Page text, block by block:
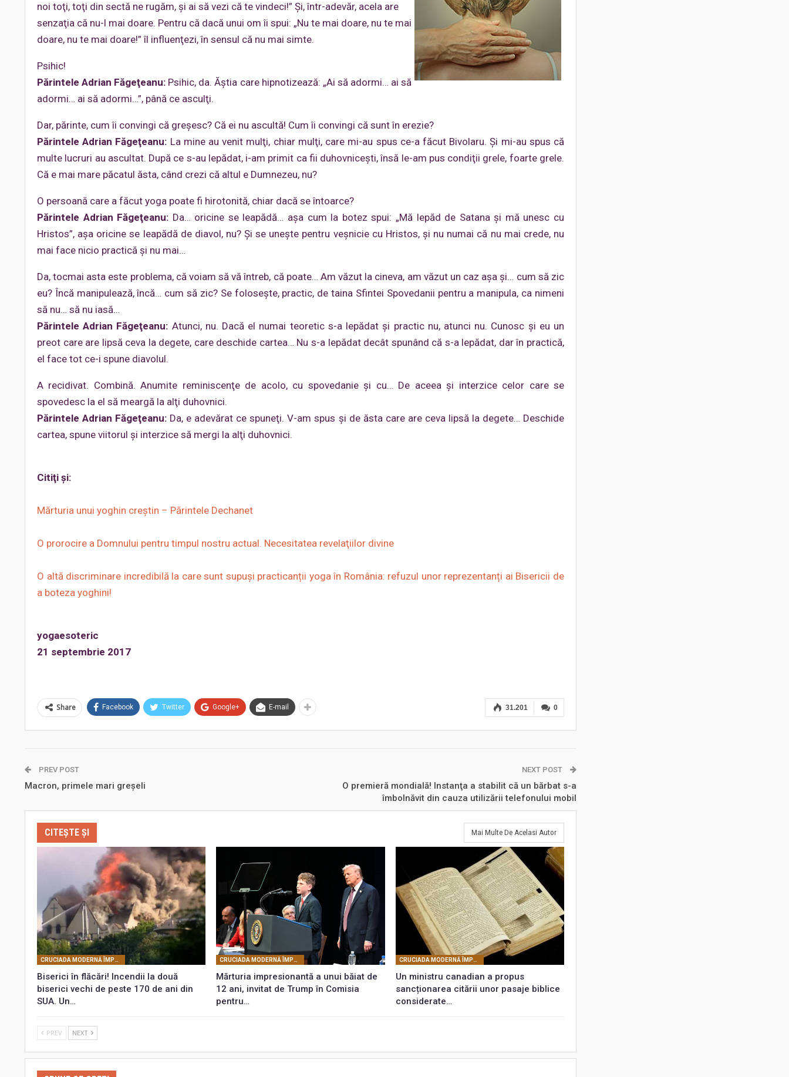
noi toţi, toţi din sectă ne rugăm, şi ai să vezi că te vindeci!” Şi, într-adevăr, acela are
senzaţia că nu-l mai doare. Pentru că dacă unui om îi spui: „Nu te mai doare, nu te mai
doare, nu te mai doare!” îl influenţezi, în sensul că nu mai simte.
Psihic!
Părintele Adrian Făgeţeanu: Psihic, da. Ăştia care hipnotizează: „Ai să adormi… ai să
adormi… ai să adormi…”, până ce asculţi.
Dar, părinte, cum îi convingi că greşesc? Că ei nu ascultă! Cum îi convingi că sunt în erezie?
Părintele Adrian Făgeţeanu: La mine au venit mulţi, chiar mulţi, care mi-au spus ce-a făcut Bivolaru. Şi mi-au spus că
multe lucruri au ascultat. După ce s-au lepădat, i-am primit ca fii duhovniceşti, însă le-am pus condiţii grele, foarte grele.
Că e mai mare păcatul ăsta, când crezi că altul e Dumnezeu, nu?
O persoană care a făcut yoga poate fi hirotonită, chiar dacă se întoarce?
Părintele Adrian Făgeţeanu: Da… oricine se leapădă… aşa cum la botez spui: „Mă lepăd de Satana şi mă unesc cu
Hristos”, aşa oricine se leapădă de diavol, nu? Și se uneşte pentru veşnicie cu Hristos, şi nu numai că nu mai crede, nu
mai face nicio practică şi nu mai…
Da, tocmai asta este problema, că voiam să vă întreb, că poate… Am văzut la cineva, am văzut un caz aşa şi… cum să zic
eu? Încă manipulează, încă… cum să zic? Se foloseşte, practic, de taina Sfintei Spovedanii pentru a manipula, ca nimeni
să nu… să nu iasă…
Părintele Adrian Făgeţeanu: Atunci, nu. Dacă el numai teoretic s-a lepădat şi practic nu, atunci nu. Cunosc şi eu un
preot care are lipsă ceva la degete, care deschide cartea… Nu s-a lepădat decât spunând că s-a lepădat, dar în practică,
el face tot ce-i spune diavolul.
A recidivat. Combină. Anumite reminiscenţe de acolo, cu spovedanie şi cu… De aceea şi interzice celor care se
spovedesc la el să meargă la alţi duhovnici.
Părintele Adrian Făgeţeanu: Da, e adevărat ce spuneţi. V-am spus şi de ăsta care are ceva lipsă la degete… Deschide
cartea, spune viitorul şi interzice să mergi la alţi duhovnici.
Citiţi şi:
Mărturia unui yoghin creştin – Părintele Dechanet
O prorocire a Domnului pentru timpul nostru actual. Necesitatea revelaţiilor divine
O altă discriminare incredibilă la care sunt supuși practicanții yoga în România: refuzul unor reprezentanți ai Bisericii de
a boteza yoghini!
yogaesoteric
21 septembrie 2017
0
31.201
Share Facebook Twitter Google+ E-mail
PREV POST
Macron, primele mari greșeli
NEXT POST
O premieră mondială! Instanţa a stabilit că un bărbat s-a
îmbolnăvit din cauza utilizării telefonului mobil
CITEȘTE ȘI Mai Multe De Acelasi Autor
CRUCIADA MODERNĂ ÎMPOTRIVA SPIRITUALITĂŢII
Biserici în flăcări! Incendii la două
biserici vechi de peste 170 de ani din
SUA. Un…
CRUCIADA MODERNĂ ÎMPOTRIVA SPIRITUALITĂŢII
Mărturia impresionantă a unui băiat de
12 ani, invitat de Trump în Comisia
pentru…
CRUCIADA MODERNĂ ÎMPOTRIVA SPIRITUALITĂŢII
Un ministru canadian a propus
sancționarea citării unor pasaje biblice
considerate…
PREV NEXT